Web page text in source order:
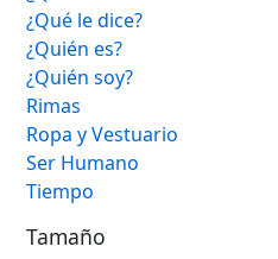
¿Qué le dice?
¿Quién es?
¿Quién soy?
Rimas
Ropa y Vestuario
Ser Humano
Tiempo
Tamaño